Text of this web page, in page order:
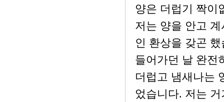
양은 더럽기 짝이
저는 양을 안고
인 환상을 갖곤
들어가던 날 완전
더럽고 냄새나는
었습니다. 저는